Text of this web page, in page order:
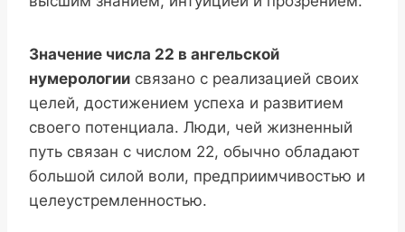
Значение числа 22 в ангельской
нумерологии связано с реализацией своих
целей, достижением успеха и развитием
своего потенциала. Люди, чей жизненный
путь связан с числом 22, обычно обладают
большой силой воли, предприимчивостью и
целеустремленностью.